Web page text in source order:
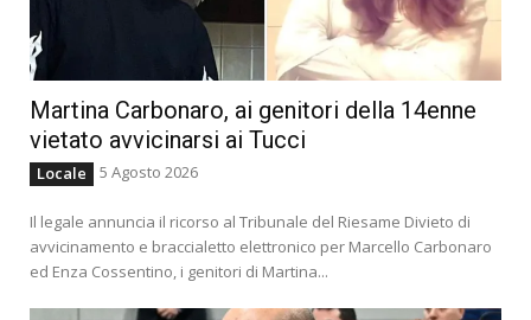
Martina Carbonaro, ai genitori della 14enne
vietato avvicinarsi ai Tucci
Locale 5 Agosto 2026
Il legale annuncia il ricorso al Tribunale del Riesame Divieto di
avvicinamento e braccialetto elettronico per Marcello Carbonaro
ed Enza Cossentino, i genitori di Martina...